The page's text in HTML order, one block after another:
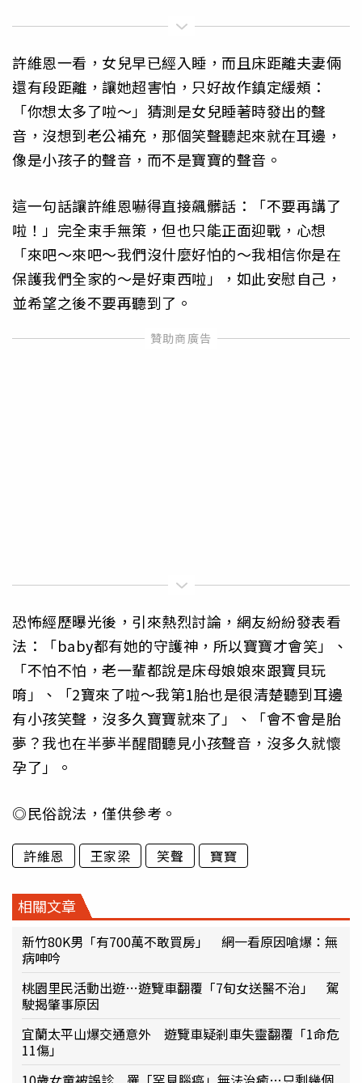
許維恩一看，女兒早已經入睡，而且床距離夫妻倆
還有段距離，讓她超害怕，只好故作鎮定緩頰：
「你想太多了啦～」猜測是女兒睡著時發出的聲
音，沒想到老公補充，那個笑聲聽起來就在耳邊，
像是小孩子的聲音，而不是寶寶的聲音。
這一句話讓許維恩嚇得直接飆髒話：「不要再講了
啦！」完全束手無策，但也只能正面迎戰，心想
「來吧～來吧～我們沒什麼好怕的～我相信你是在
保護我們全家的～是好東西啦」，如此安慰自己，
並希望之後不要再聽到了。
恐怖經歷曝光後，引來熱烈討論，網友紛紛發表看
法：「baby都有她的守護神，所以寶寶才會笑」、
「不怕不怕，老一輩都說是床母娘娘來跟寶貝玩
唷」、「2寶來了啦～我第1胎也是很清楚聽到耳邊
有小孩笑聲，沒多久寶寶就來了」、「會不會是胎
夢？我也在半夢半醒間聽見小孩聲音，沒多久就懷
孕了」。
◎民俗說法，僅供參考。
許維恩 王家梁 笑聲 寶寶
相關文章
新竹80K男「有700萬不敢買房」 網一看原因嗆爆：無
病呻吟
桃園里民活動出遊…遊覽車翻覆「7旬女送醫不治」 駕
駛揭肇事原因
宜蘭太平山爆交通意外 遊覽車疑剎車失靈翻覆「1命危
11傷」